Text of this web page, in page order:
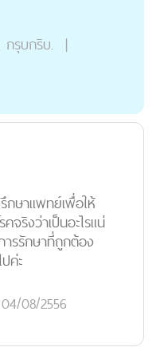
กรุบกริบ. |
กษาแพทย์เพื่อให้
ริงว่าเป็นอะไรแน่
ารรักษาที่ถูกต้อง
ค่ะ
08/2556